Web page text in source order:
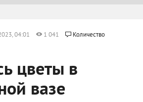
04:01 1 041
Количество
цветы в
вазе